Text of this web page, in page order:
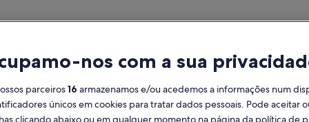
Martinho do Porto:
casas — introduza as datas de
Datas
2
nos com a sua
parceiros16 armazenamos e/ou acedemos a informações num
únicos em cookies para tratar dados pessoais. Pode aceitar
clicando abaixo ou em qualquer momento na página da política de